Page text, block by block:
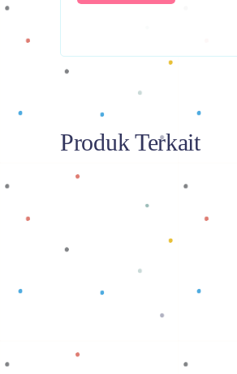
Produk Terkait
Baca selengkapnya